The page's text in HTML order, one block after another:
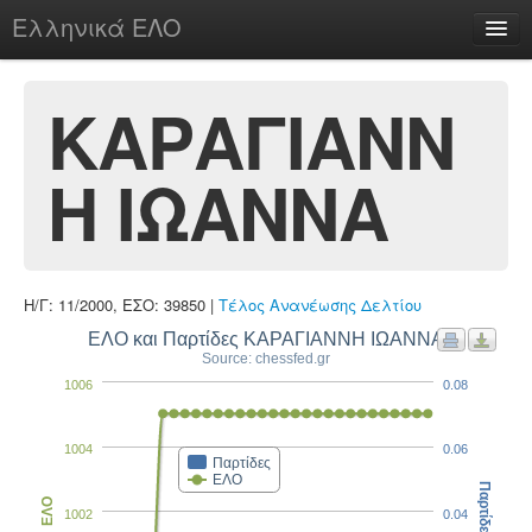
Ελληνικά ΕΛΟ
chesstu.be @ discord
Login
ΚΑΡΑΓΙΑΝΝ
Η ΙΩΑΝΝΑ
Η/Γ: 11/2000, ΕΣΟ: 39850 | Τέλος Ανανέωσης Δελτίου
ΕΛΟ και Παρτίδες ΚΑΡΑΓΙΑΝΝΗ ΙΩΑΝΝΑ
Source: chessfed.gr
Παρτίδες
ΕΛΟ
1002
1004
1006
ΕΛΟ 0.04
0.06
0.08
Παρτίδες